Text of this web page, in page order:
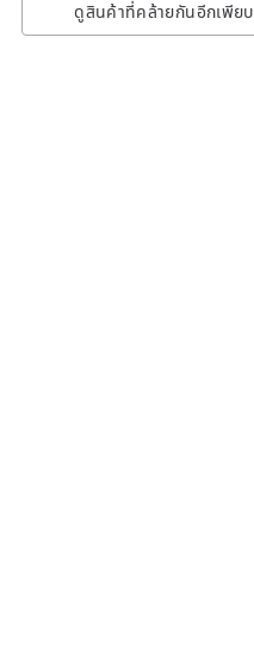
ดูสินค้าที่คล้ายกันอีกเพียบ